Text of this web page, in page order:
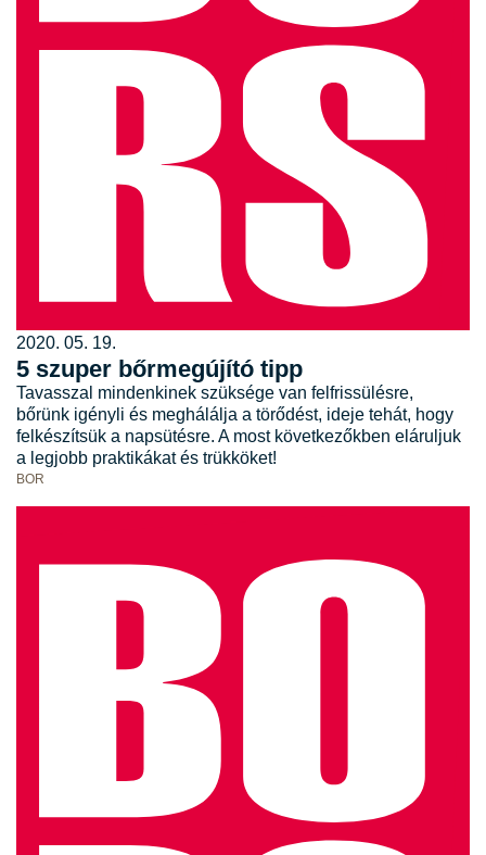
2020. 05. 19.
5 szuper bőrmegújító tipp
Tavasszal mindenkinek szüksége van felfrissülésre,
bőrünk igényli és meghálálja a törődést, ideje tehát, hogy
felkészítsük a napsütésre. A most következőkben eláruljuk
a legjobb praktikákat és trükköket!
BOR